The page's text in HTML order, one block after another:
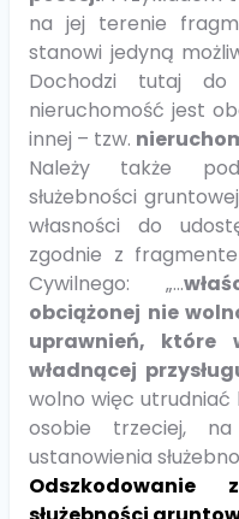
na jej terenie
stanowi jedyną
Dochodzi tutaj
nieruchomość jest
innej – tzw.
Należy także
służebności
własności do
zgodnie z
Cywilnego: „…
obciążonej nie
uprawnień, które
władnącej
wolno więc
osobie trzeciej,
ustanowienia